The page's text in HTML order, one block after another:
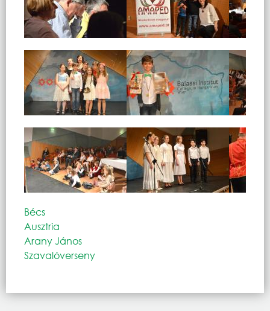
Bécs
Ausztria
Arany János
Szavalóverseny